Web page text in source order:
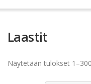
Laastit
Näytetään tulokset